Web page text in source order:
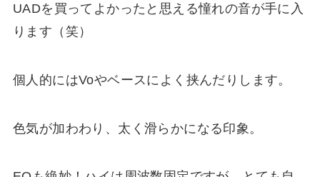
UADを買ってよかったと思える憧れの音が手に入
ります（笑）
個人的にはVoやベースによく挟んだりします。
色気が加わわり、太く滑らかになる印象。